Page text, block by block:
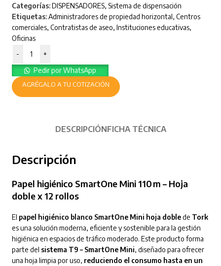
Categorías:DISPENSADORES, Sistema de dispensación
Etiquetas:Administradores de propiedad horizontal, Centros
comerciales, Contratistas de aseo, Instituciones educativas,
Oficinas
-
+
Pedir por WhatsApp
AGRÉGALO A TU COTIZACIÓN
DESCRIPCIÓNFICHA TÉCNICA
Descripción
Papel higiénico SmartOne Mini 110 m – Hoja
doble x 12 rollos
El papel higiénico blanco SmartOne Mini hoja doblede Tork
es una solución moderna, eficiente y sostenible para la gestión
higiénica en espacios de tráfico moderado. Este producto forma
parte del sistema T9 – SmartOne Mini, diseñado para ofrecer
una hoja limpia por uso, reduciendo el consumo hasta en un